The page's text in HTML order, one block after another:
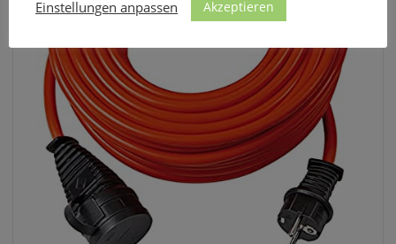
Einstellungen anpassen
Akzeptieren